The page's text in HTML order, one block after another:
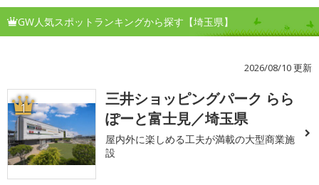
GW人気スポットランキングから探す【埼玉県】
2026/08/10 更新
1
三井ショッピングパーク らら
ぽーと富士見／埼玉県
屋内外に楽しめる工夫が満載の大型商業施
設